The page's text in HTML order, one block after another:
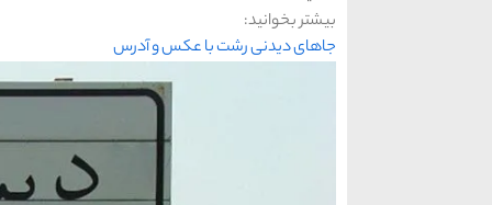
بیشتر بخوانید:
جاهای دیدنی رشت با عکس و آدرس